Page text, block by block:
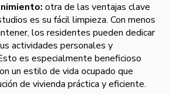
otra de las ventajas clave
es su fácil limpieza. Con menos
los residentes pueden dedicar
actividades personales y
es especialmente beneficioso
un estilo de vida ocupado que
de vivienda práctica y eficiente.